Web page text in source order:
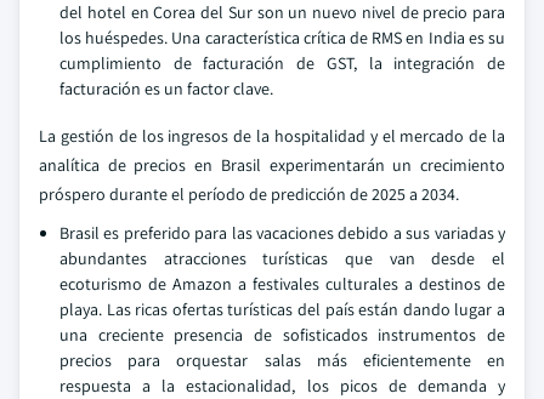
del hotel en Corea del Sur son un nuevo nivel de precio para
los huéspedes. Una característica crítica de RMS en India es su
cumplimiento de facturación de GST, la integración de
facturación es un factor clave.
La gestión de los ingresos de la hospitalidad y el mercado de la
analítica de precios en Brasil experimentarán un crecimiento
próspero durante el período de predicción de 2025 a 2034.
Brasil es preferido para las vacaciones debido a sus variadas y
abundantes atracciones turísticas que van desde el
ecoturismo de Amazon a festivales culturales a destinos de
playa. Las ricas ofertas turísticas del país están dando lugar a
una creciente presencia de sofisticados instrumentos de
precios para orquestar salas más eficientemente en
respuesta a la estacionalidad, los picos de demanda y